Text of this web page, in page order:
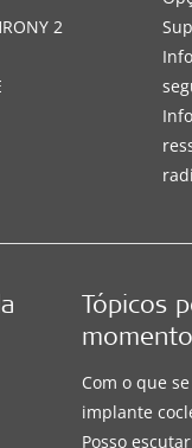
2
Tópicos
momento
Com o que
implante
Posso